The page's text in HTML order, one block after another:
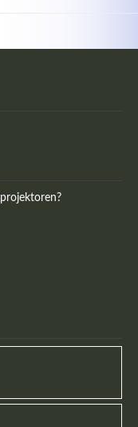
adipiscing
eget dolor.